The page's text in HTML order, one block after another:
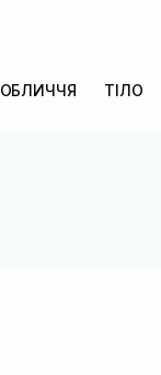
ОБЛИЧЧЯ ТІЛО